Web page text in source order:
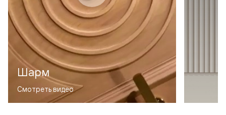
Шарм
Смотреть видео